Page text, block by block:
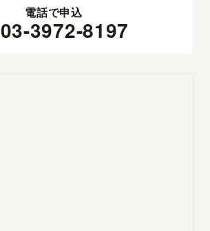
電話で申込
03-3972-8197